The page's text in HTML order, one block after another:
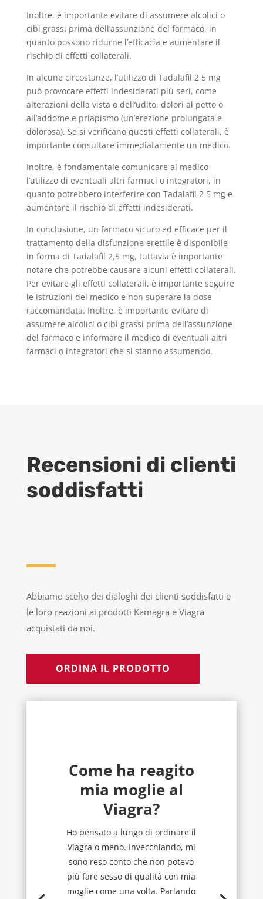
Inoltre, è importante evitare di assumere alcolici o
cibi grassi prima dell’assunzione del farmaco, in
quanto possono ridurne l’efficacia e aumentare il
rischio di effetti collaterali.
In alcune circostanze, l’utilizzo di Tadalafil 2 5 mg
può provocare effetti indesiderati più seri, come
alterazioni della vista o dell’udito, dolori al petto o
all’addome e priapismo (un’erezione prolungata e
dolorosa). Se si verificano questi effetti collaterali, è
importante consultare immediatamente un medico.
Inoltre, è fondamentale comunicare al medico
l’utilizzo di eventuali altri farmaci o integratori, in
quanto potrebbero interferire con Tadalafil 2 5 mg e
aumentare il rischio di effetti indesiderati.
In conclusione, un farmaco sicuro ed efficace per il
trattamento della disfunzione erettile è disponibile
in forma di Tadalafil 2,5 mg, tuttavia è importante
notare che potrebbe causare alcuni effetti collaterali.
Per evitare gli effetti collaterali, è importante seguire
le istruzioni del medico e non superare la dose
raccomandata. Inoltre, è importante evitare di
assumere alcolici o cibi grassi prima dell’assunzione
del farmaco e informare il medico di eventuali altri
farmaci o integratori che si stanno assumendo.
Recensioni di clienti
soddisfatti
Abbiamo scelto dei dialoghi dei clienti soddisfatti e
le loro reazioni ai prodotti Kamagra e Viagra
acquistati da noi.
ORDINA IL PRODOTTO
Come ha reagito
mia moglie al
Viagra?
Ho pensato a lungo di ordinare il
Viagra o meno. Invecchiando, mi
sono reso conto che non potevo
più fare sesso di qualità con mia
moglie come una volta. Parlando